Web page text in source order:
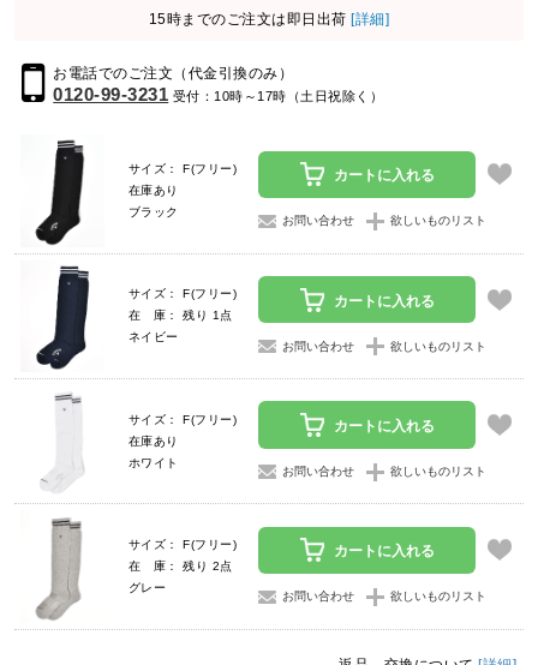
15時までのご注文は即日出荷 [詳細]
お電話でのご注文（代金引換のみ）
0120-99-3231 受付：10時～17時（土日祝除く）
サイズ： F(フリー)
在庫あり
ブラック
カートに入れる
お問い合わせ 欲しいものリスト
サイズ： F(フリー)
在 庫： 残り 1点
ネイビー
カートに入れる
お問い合わせ 欲しいものリスト
サイズ： F(フリー)
在庫あり
ホワイト
カートに入れる
お問い合わせ 欲しいものリスト
サイズ： F(フリー)
在 庫： 残り 2点
グレー
カートに入れる
お問い合わせ 欲しいものリスト